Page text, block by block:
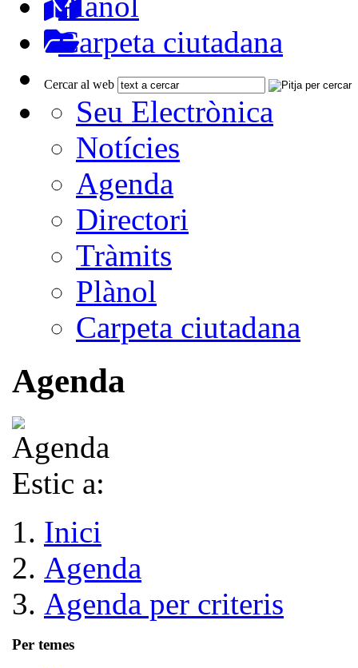
Carpeta ciutadana
Cercar al web
Seu Electrònica
Notícies
Agenda
Directori
Tràmits
Plànol
Carpeta ciutadana
Agenda
Estic a:
Inici
Agenda
Agenda per criteris
Per temes